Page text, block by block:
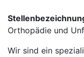
Orthopädie und
Wir sind ein